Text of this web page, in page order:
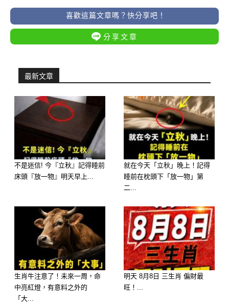
🥇 TOP 1：雙魚座 ♓️ — 拒絕接受現
糾纏原因： 雙魚座是極致的浪漫主義
者和情感動物，他們「喜聚不喜散」。
分手對他們來說，就像是一場無法接受
的殘酷戲劇。他們很難相信這一切是真
的，會沉溺在過去美好的幻想中。
喜歡這篇文章嗎？快分享吧！
分享文章
最新文章
不是迷信! 今『立秋』記得睡前
床頭『放一物』明天早上...
就在今天「立秋」晚上！記得
睡前在枕頭下「放一物」第
二...
生肖牛注意了！未來一周，命
中亮紅燈，有意料之外的
「大...
明天 8月8日 三生肖 偏財最
旺！...